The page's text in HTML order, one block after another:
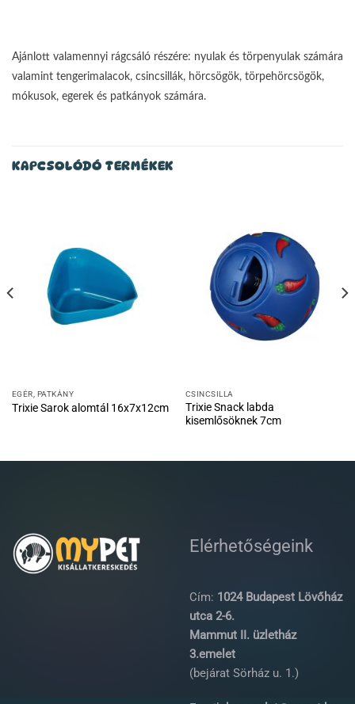
Ajánlott valamennyi rágcsáló részére: nyulak és törpenyulak számára
valamint tengerimalacok, csincsillák, hörcsögök, törpehörcsögök,
mókusok, egerek és patkányok számára.
KAPCSOLÓDÓ TERMÉKEK
EGÉR, PATKÁNY
Trixie Sarok alomtál 16x7x12cm
CSINCSILLA
Trixie Snack labda
kisemlősöknek 7cm
Elérhetőségeink
Cím: 1024 Budapest Lövőház
utca 2-6.
Mammut II. üzletház
3.emelet
(bejárat Sörház u. 1.)